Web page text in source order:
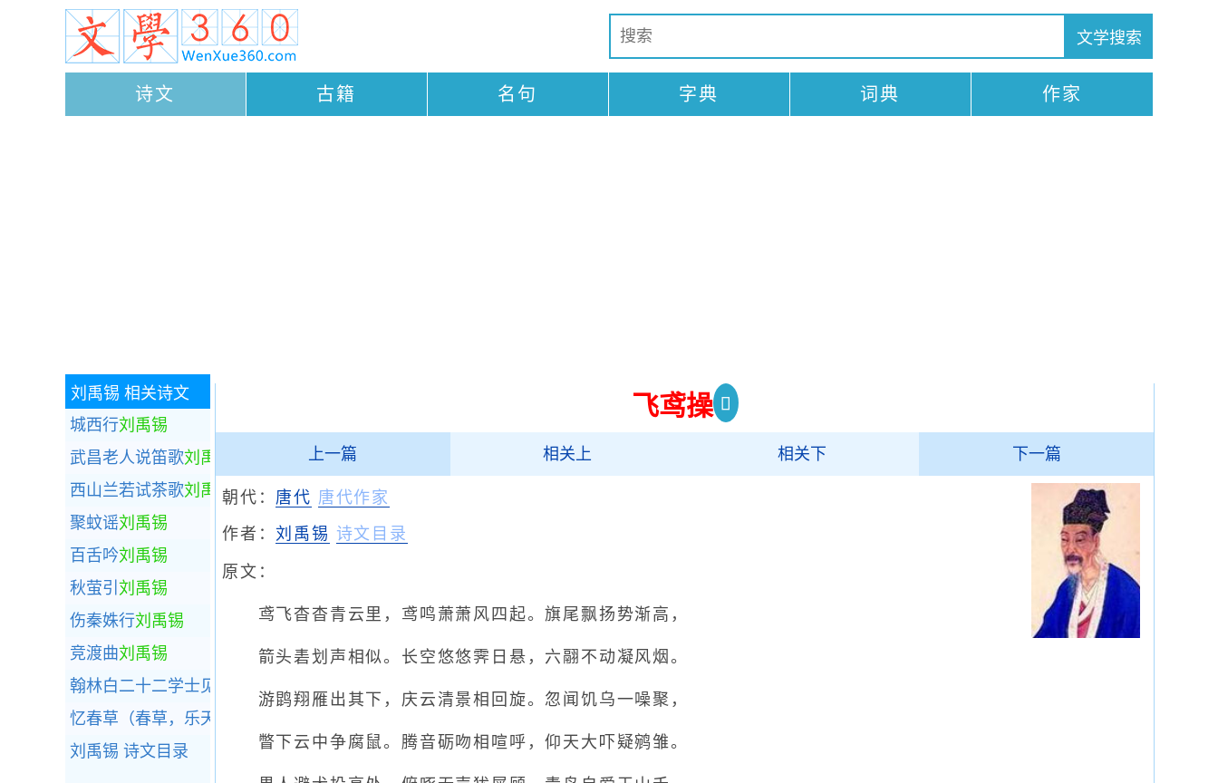
诗文 古籍 名句 字典 词典 作家
飞鸢操
上一篇 相关上 相关下 下一篇
朝代： 唐代 唐代作家
作者：刘禹锡 诗文目录
原文：
鸢飞杳杳青云里，鸢鸣萧萧风四起。旗尾飘扬势渐高，
箭头砉划声相似。长空悠悠霁日悬，六翮不动凝风烟。
游鹍翔雁出其下，庆云清景相回旋。忽闻饥乌一噪聚，
瞥下云中争腐鼠。腾音砺吻相喧呼，仰天大吓疑鹓雏。
刘禹锡 相关诗文
城西行刘禹锡
武昌老人说笛歌刘禹锡
西山兰若试茶歌刘禹锡
聚蚊谣刘禹锡
百舌吟刘禹锡
秋萤引 刘禹锡
伤秦姝行刘禹锡
竞渡曲刘禹锡
翰林白二十二学士见寄诗一百篇，因以答贶
刘禹锡
忆春草（春草，乐天舞妓名）
刘禹锡 诗文目录